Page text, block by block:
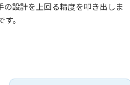
設計を上回る精度を叩き出しま
。